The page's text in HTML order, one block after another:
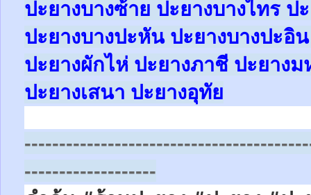
ปะยางบางซ้าย ปะยางบางไทร ป
ปะยางบางปะหัน ปะยางบางปะ
ปะยางผักไห่ ปะยางภาชี ปะยาง
ปะยางเสนา ปะยางอุทัย
-------------------